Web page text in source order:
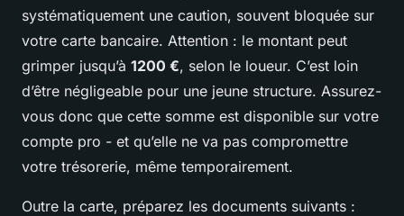
systématiquement une caution, souvent bloquée sur
votre carte bancaire. Attention : le montant peut
grimper jusqu’à 1200 €, selon le loueur. C’est loin
d’être négligeable pour une jeune structure. Assurez-
vous donc que cette somme est disponible sur votre
compte pro - et qu’elle ne va pas compromettre
votre trésorerie, même temporairement.
Outre la carte, préparez les documents suivants :